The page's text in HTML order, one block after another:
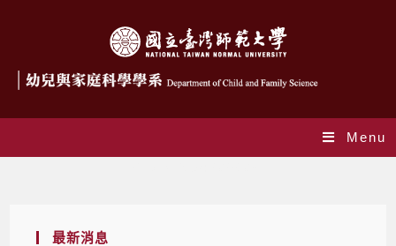
Menu
最新消息